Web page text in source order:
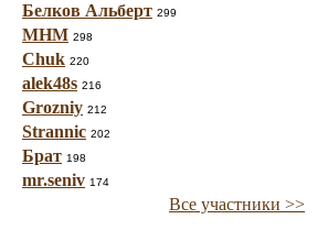
Белков Альберт 299
МНМ 298
Chuk 220
alek48s 216
Grozniy 212
Strannic 202
Брат 198
mr.seniv 174
Все участники >>